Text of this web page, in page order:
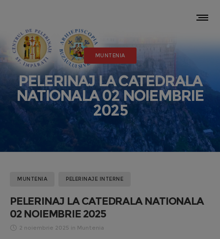
MUNTENIA
PELERINAJ LA CATEDRALA
NATIONALA 02 NOIEMBRIE
2025
MUNTENIA PELERINAJE INTERNE
PELERINAJ LA CATEDRALA NATIONALA
02 NOIEMBRIE 2025
2 noiembrie 2025 in Muntenia